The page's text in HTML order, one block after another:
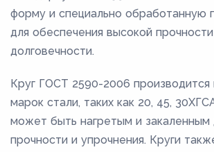
форму и специально обработанную
для обеспечения высокой
долговечности.
Круг ГОСТ 2590-2006 производится
марок стали, таких как 20, 45,
может быть нагретым и закаленным
прочности и упрочнения. Круги